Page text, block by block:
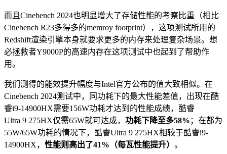
而且Cinebench 2024也明显增大了存储性能的考察比重（相比
Cinebench R23多得多的memroy footprint），这项测试所用的
Redshift渲染引擎本身就要求更多的内存来处理复杂场景。想
必拯救者Y9000P的高速内存在这项测试中也起到了帮助作
用。
我们测得的能效提升幅度与Intel官方公布的值大致相似。在
Cinebench 2024测试中，同功耗下的最大性能差值，出现在酷
睿i9-14900HX需要156W功耗才达到的性能成绩，酷睿
Ultra 9 275HX仅需65W就可达成， 功耗下降至多58% ；在都为
55W/65W功耗的情况下，酷睿Ultra 9 275HX相较于酷睿i9-
14900HX， 性能则高出了41% （每瓦性能提升） 。